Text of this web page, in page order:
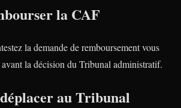
la CAF
la demande de remboursement vous
avant la décision du Tribunal administratif.
au Tribunal